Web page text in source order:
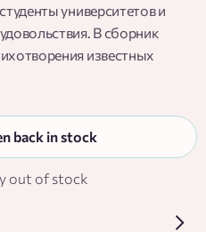
университетов и
В сборник
известных
включены в школьную
или отрывками.
back in stock
out of stock